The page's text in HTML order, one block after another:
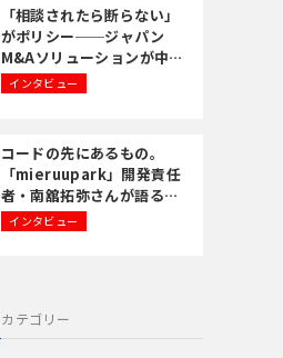
「相談されたら断らない」
がポリシー──ジャパン
M&Aソリューションが中小
企業の事業承継に全力で向
き合う理由
インタビュー
コードの先にあるもの。
「mieruupark」開発責任
者・南舘拓弥さんが語る
「共創するエンジニア」と
いうキャリア
インタビュー
カテゴリー